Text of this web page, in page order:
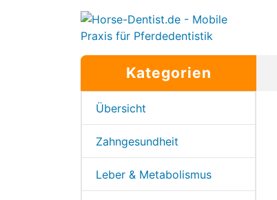
Kategorien
Übersicht
Zahngesundheit
Leber & Metabolismus